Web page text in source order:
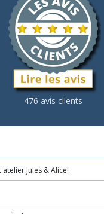
476 avis clients
Jules & Alice!